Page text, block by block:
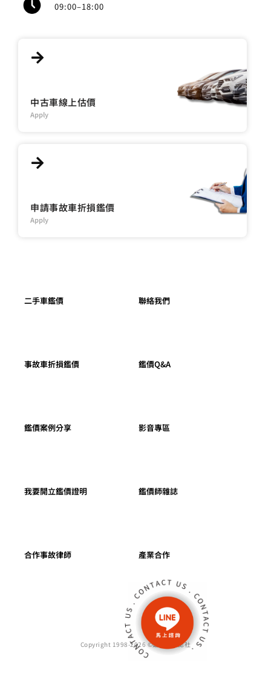
中古車線上估價
Apply
申請事故車折損鑑價
Apply
二手車鑑價
事故車折損鑑價
鑑價案例分享
我要開立鑑價證明
合作事故律師
聯絡我們
鑑價Q&A
影音專區
鑑價師雜誌
產業合作
09:00–18:00
Copyright 1998-2026 ©鑑價師雜誌社